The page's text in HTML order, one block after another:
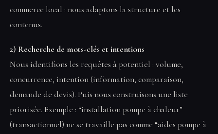
commerce local : nous adaptons la structure et les
contenus.
2) Recherche de mots-clés et intentions
Nous identifions les requêtes à potentiel : volume,
concurrence, intention (information, comparaison,
demande de devis). Puis nous construisons une liste
priorisée. Exemple : “installation pompe à chaleur”
(transactionnel) ne se travaille pas comme “aides pompe à